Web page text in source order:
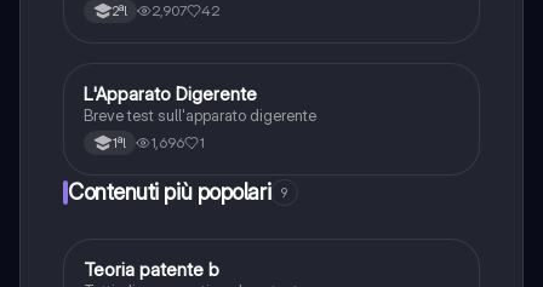
2ªl 2,907 42
LScienze
L'Apparato Digerente
Breve test sull'apparato digerente
1ªl 1,696 1
Contenuti più popolari 9
Altro
Teoria patente b